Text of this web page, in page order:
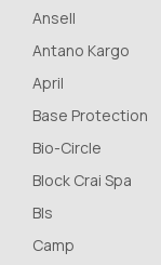
Ansell
Antano Kargo
April
Base Protection
Bio-Circle
Block Crai Spa
Bls
Camp